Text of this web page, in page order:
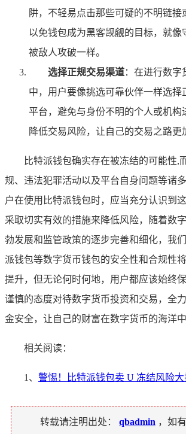
阱，不轻易点击那些可疑的不明链接
以免钱包成为黑客觊觎的目标，就像
被敌人攻破一样。
选择正规交易渠道：在进行数字
中，用户要像挑选可靠伙伴一样选择
平台，避免与身份不明的个人或机构
降低交易风险，让自己的交易之路更
比特派钱包确实存在被冻结的可能性,
规、违法犯罪活动以及平台自身问题等诸
户在使用比特派钱包时，应当充分认识到
采取切实有效的措施来降低风险，随着数
勃发展和监管政策的逐步完善和细化，我
派钱包等数字货币钱包的安全性和合规性
提升，但无论何时何地，用户都应该始终
谨慎的态度对待数字货币投资和交易，全
金安全，让自己的财富在数字货币的海洋中
相关阅读：
1、 警惕！比特派钱包卖 U 冻结风险
转载请注明出处： qbadmin ，如